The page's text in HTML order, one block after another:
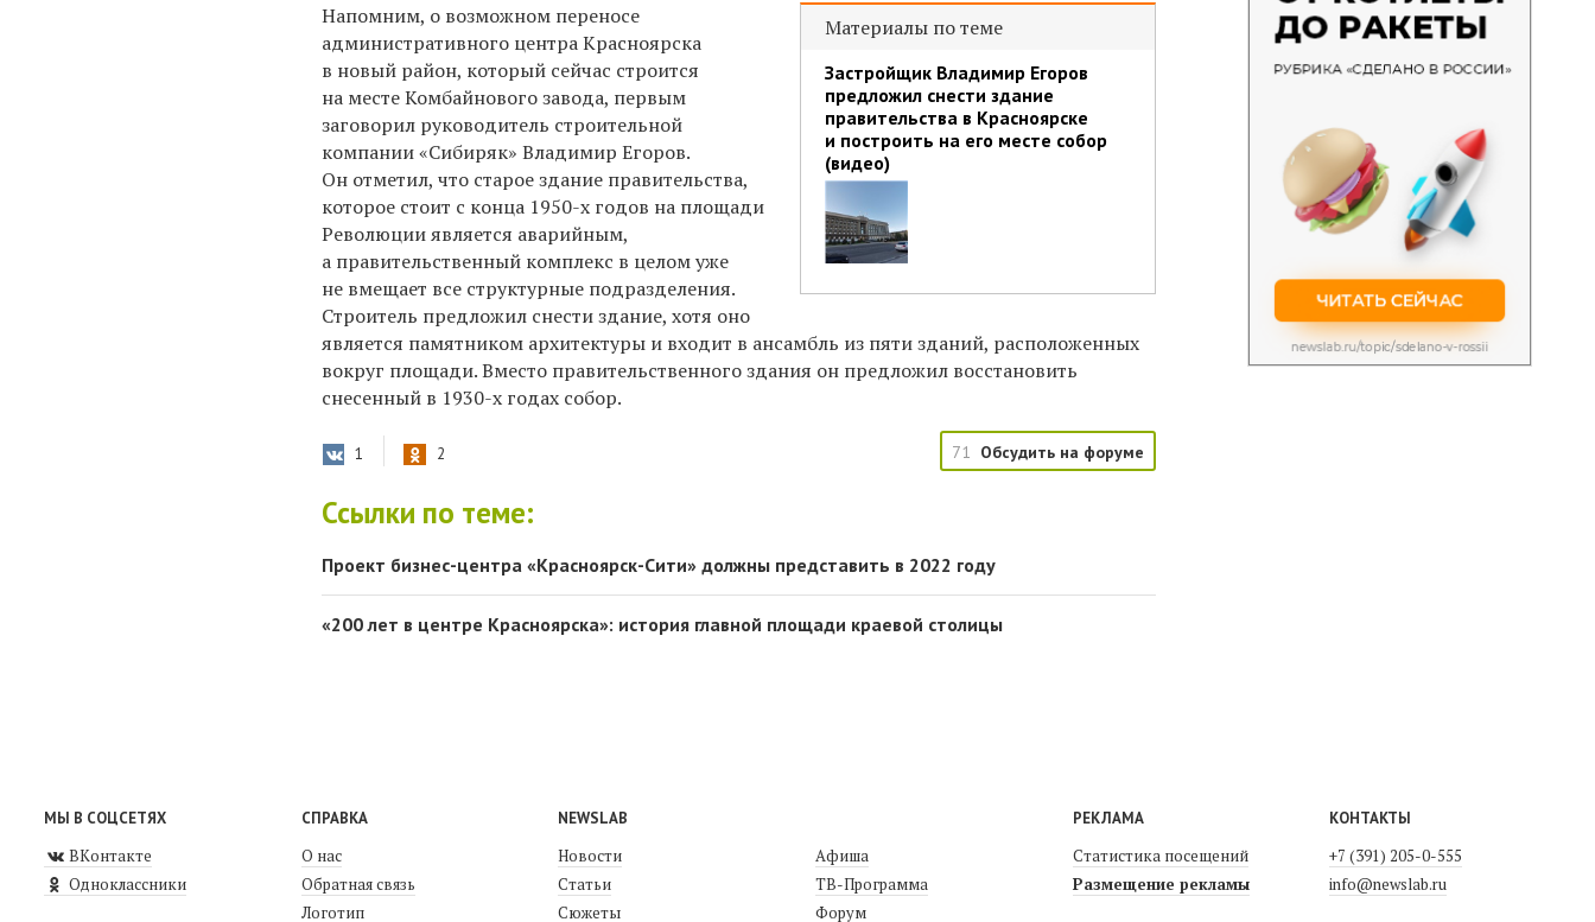
Материалы по теме
Застройщик Владимир Егоров
предложил снести здание
правительства в Красноярске
и построить на его месте собор
(видео)
Напомним, о возможном переносе
административного центра Красноярска
в новый район, который сейчас строится
на месте Комбайнового завода, первым
заговорил руководитель строительной
компании «Сибиряк» Владимир Егоров.
Он отметил, что старое здание правительства,
которое стоит с конца 1950-х годов на площади
Революции является аварийным,
а правительственный комплекс в целом уже
не вмещает все структурные подразделения.
Строитель предложил снести здание, хотя оно
является памятником архитектуры и входит в ансамбль из пяти зданий, расположенных
вокруг площади. Вместо правительственного здания он предложил восстановить
снесенный в 1930-х годах собор.
1 2 71 Обсудить на форуме
Ссылки по теме:
Проект бизнес-центра «Красноярск-Сити» должны представить в 2022 году
«200 лет в центре Красноярска»: история главной площади краевой столицы
МЫ В СОЦСЕТЯХ
ВКонтакте
Одноклассники
СПРАВКА
О нас
Обратная связь
Логотип
NEWSLAB
Новости
Статьи
Сюжеты
Афиша
ТВ-Программа
Форум
РЕКЛАМА
Статистика посещений
Размещение рекламы
КОНТАКТЫ
+7 (391) 205-0-555
info@newslab.ru